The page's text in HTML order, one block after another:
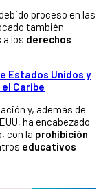
proceso en las
también
los derechos
Estados Unidos y
Caribe
y, además de
ha encabezado
con la prohibición
educativos